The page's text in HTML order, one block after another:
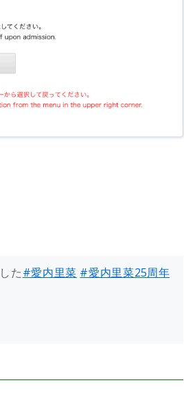
た#愛内里菜 #愛内里菜25周年